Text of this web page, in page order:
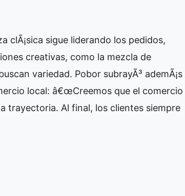
clÃ¡sica sigue liderando los pedidos,
creativas, como la mezcla de
variedad. Pobor subrayÃ³ ademÃ¡s
local: â€œCreemos que el comercio
trayectoria. Al final, los clientes siempre